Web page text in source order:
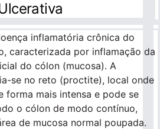
inflamatória crônica do
caracterizada por inflamação da
do cólon (mucosa). A
se no reto (proctite), local onde
forma mais intensa e pode se
o cólon de modo contínuo,
de mucosa normal poupada.